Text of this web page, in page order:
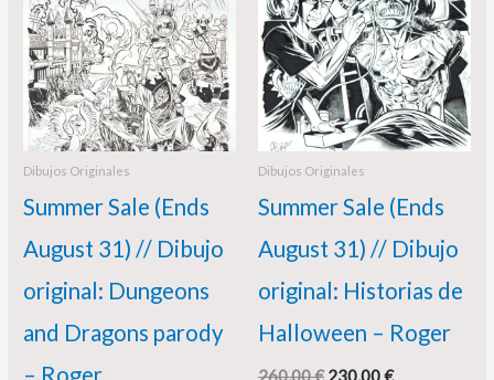
Dibujos Originales
Summer Sale (Ends
August 31) // Dibujo
original: Dungeons
and Dragons parody
Dibujos Originales
Summer Sale (Ends
August 31) // Dibujo
original: Historias de
Halloween – Roger
260,00€ 230,00€